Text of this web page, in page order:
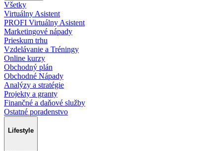
Všetky
Virtuálny Asistent
PROFI Virtuálny Asistent
Marketingové nápady
Prieskum trhu
Vzdelávanie a Tréningy
Online kurzy
Obchodný plán
Obchodné Nápady
Analýzy a stratégie
Projekty a granty
Finančné a daňové služby
Ostatné poradenstvo
Lifestyle